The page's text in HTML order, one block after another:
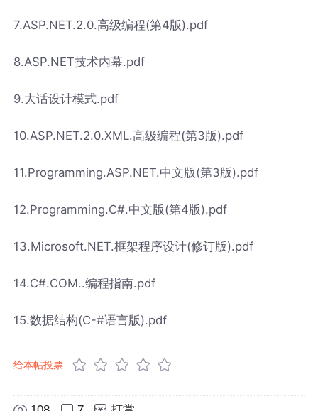
7.ASP.NET.2.0.高级编程(第4版).pdf
8.ASP.NET技术内幕.pdf
9.大话设计模式.pdf
10.ASP.NET.2.0.XML.高级编程(第3版).pdf
11.Programming.ASP.NET.中文版(第3版).pdf
12.Programming.C#.中文版(第4版).pdf
13.Microsoft.NET.框架程序设计(修订版).pdf
14.C#.COM..编程指南.pdf
15.数据结构(C-#语言版).pdf
给本帖投票